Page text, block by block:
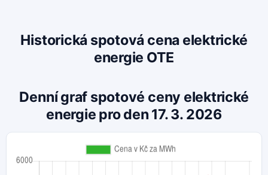
Historická spotová cena elektrické
energie OTE
Denní graf spotové ceny elektrické
energie pro den 17. 3. 2026